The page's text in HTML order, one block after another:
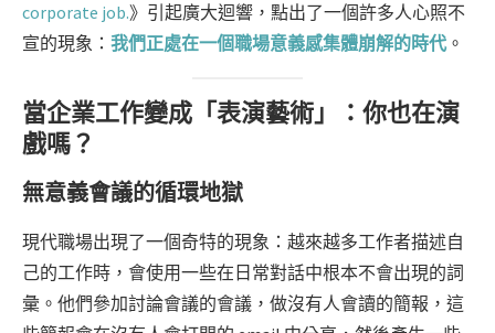
corporate job.》引起廣大迴響，點出了一個許多人心照不
宣的現象： 我們正處在一個職場意義感集體崩解的時代。
當企業工作變成「表演藝術」：你也在演
戲嗎？
無意義會議的循環地獄
現代職場出現了一個奇特的現象：越來越多工作者描述自
己的工作時，會使用一些在日常對話中根本不會出現的詞
彙。他們參加討論會議的會議，做沒有人會讀的簡報，這